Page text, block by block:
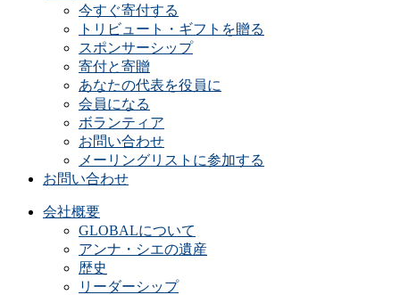
今すぐ寄付する
トリビュート・ギフトを贈る
スポンサーシップ
寄付と寄贈
あなたの代表を役員に
会員になる
ボランティア
お問い合わせ
メーリングリストに参加する
お問い合わせ
会社概要
GLOBALについて
アンナ・シエの遺産
歴史
リーダーシップ